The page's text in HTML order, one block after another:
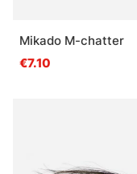
Mikado M-chatter
€7.10